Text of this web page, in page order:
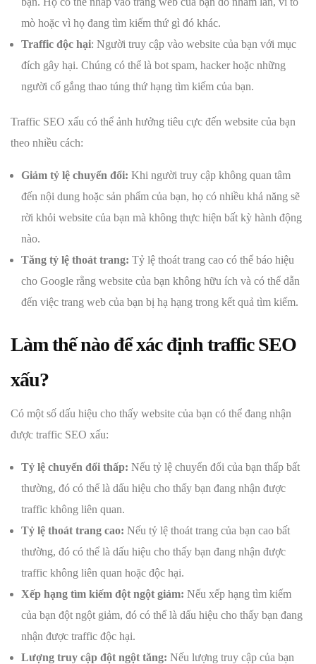
mò hoặc vì họ đang tìm kiếm thứ gì đó khác.
Traffic độc hại: Người truy cập vào website của bạn với mục
đích gây hại. Chúng có thể là bot spam, hacker hoặc những
người cố gắng thao túng thứ hạng tìm kiếm của bạn.
Traffic SEO xấu có thể ảnh hưởng tiêu cực đến website của bạn
theo nhiều cách:
Giảm tỷ lệ chuyển đổi: Khi người truy cập không quan tâm
đến nội dung hoặc sản phẩm của bạn, họ có nhiều khả năng sẽ
rời khỏi website của bạn mà không thực hiện bất kỳ hành động
nào.
Tăng tỷ lệ thoát trang: Tỷ lệ thoát trang cao có thể báo hiệu
cho Google rằng website của bạn không hữu ích và có thể dẫn
đến việc trang web của bạn bị hạ hạng trong kết quả tìm kiếm.
Làm thế nào để xác định traffic SEO
xấu?
Có một số dấu hiệu cho thấy website của bạn có thể đang nhận
được traffic SEO xấu:
Tỷ lệ chuyển đổi thấp: Nếu tỷ lệ chuyển đổi của bạn thấp bất
thường, đó có thể là dấu hiệu cho thấy bạn đang nhận được
traffic không liên quan.
Tỷ lệ thoát trang cao: Nếu tỷ lệ thoát trang của bạn cao bất
thường, đó có thể là dấu hiệu cho thấy bạn đang nhận được
traffic không liên quan hoặc độc hại.
Xếp hạng tìm kiếm đột ngột giảm: Nếu xếp hạng tìm kiếm
của bạn đột ngột giảm, đó có thể là dấu hiệu cho thấy bạn đang
nhận được traffic độc hại.
Lượng truy cập đột ngột tăng: Nếu lượng truy cập của bạn